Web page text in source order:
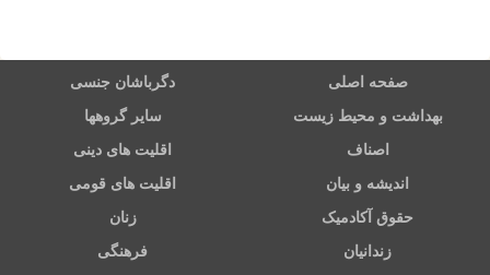
صفحه اصلی دگرباشان جنسی
بهداشت و محیط زیست سایر گروهها
اصناف اقلیت های دینی
اندیشه و بیان اقلیت های قومی
حقوق آکادمیک زنان
زندانیان فرهنگی